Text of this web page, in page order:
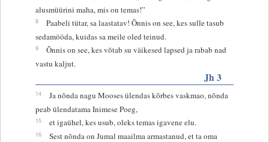
alusmüürini maha, mis on temas!”
8
Paabeli tütar, sa laastatav! Õnnis on see, kes sulle tasub
sedamööda, kuidas sa meile oled teinud.
9
Õnnis on see, kes võtab su väikesed lapsed ja rabab nad
vastu kaljut.
Jh 3
14
Ja nõnda nagu Mooses ülendas kõrbes vaskmao, nõnda
peab ülendatama Inimese Poeg,
15 et igaühel, kes usub, oleks temas igavene elu.
16
Sest nõnda on Jumal maailma armastanud, et ta oma